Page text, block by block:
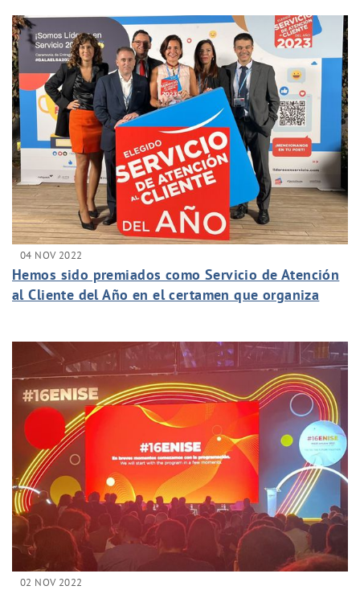
04 NOV 2022
Hemos sido premiados como Servicio de Atención
al Cliente del Año en el certamen que organiza
02 NOV 2022